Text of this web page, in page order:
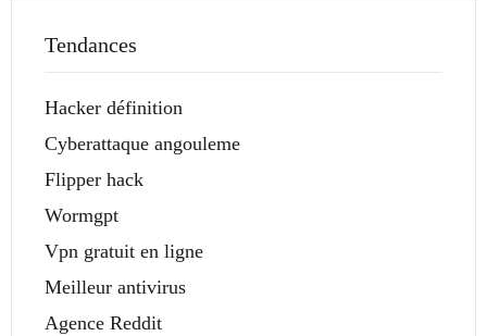
Tendances
Hacker définition
Cyberattaque angouleme
Flipper hack
Wormgpt
Vpn gratuit en ligne
Meilleur antivirus
Agence Reddit